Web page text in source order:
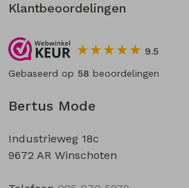
Bertus Mode
Industrieweg 18c
9672 AR Winschoten
Klantbeoordelingen
9.5
Gebaseerd op 58 beoordelingen